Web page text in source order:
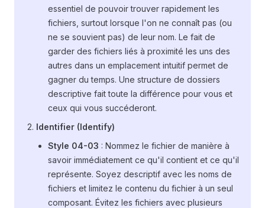
essentiel de pouvoir trouver rapidement les
fichiers, surtout lorsque l'on ne connaît pas (ou
ne se souvient pas) de leur nom. Le fait de
garder des fichiers liés à proximité les uns des
autres dans un emplacement intuitif permet de
gagner du temps. Une structure de dossiers
descriptive fait toute la différence pour vous et
ceux qui vous succéderont.
Identifier (Identify)
Style 04-03 : Nommez le fichier de manière à
savoir immédiatement ce qu'il contient et ce qu'il
représente. Soyez descriptif avec les noms de
fichiers et limitez le contenu du fichier à un seul
composant. Évitez les fichiers avec plusieurs